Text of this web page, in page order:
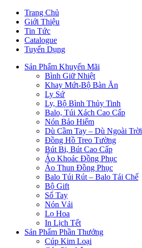
Trang Chủ
Giới Thiệu
Tin Tức
Catalogue
Tuyển Dụng
Sản Phẩm Khuyến Mãi
Bình Giữ Nhiệt
Khay Mứt-Bộ Bàn Ăn
Ly Sứ
Ly, Bộ Bình Thủy Tinh
Balo, Túi Xách Cao Cấp
Nón Bảo Hiểm
Dù Cầm Tay – Dù Ngoài Trời
Đồng Hồ Treo Tường
Bút Bi, Bút Cao Cấp
Áo Khoác Đồng Phục
Áo Thun Đồng Phục
Balo Túi Rút – Balo Tái Chế
Bộ Gift
Sổ Tay
Nón Vải
Lọ Hoa
In Lịch Tết
Sản Phẩm Phần Thưởng
Cúp Kim Loại